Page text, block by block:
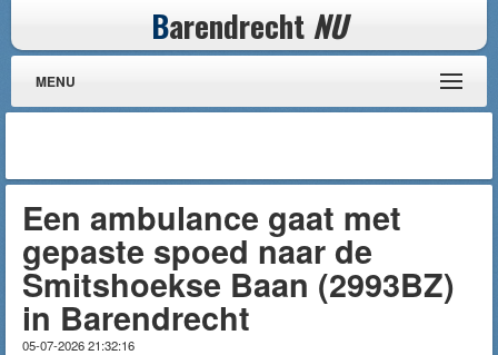
Barendrecht NU
MENU
Een ambulance gaat met
gepaste spoed naar de
Smitshoekse Baan (2993BZ)
in Barendrecht
05-07-2026 21:32:16